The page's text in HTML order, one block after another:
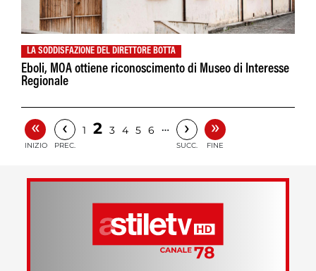
LA SODDISFAZIONE DEL DIRETTORE BOTTA
Eboli, MOA ottiene riconoscimento di Museo di Interesse
Regionale
«
INIZIO
‹
PREC.
1 2 3 4 5 6 … ›
SUCC.
»
FINE